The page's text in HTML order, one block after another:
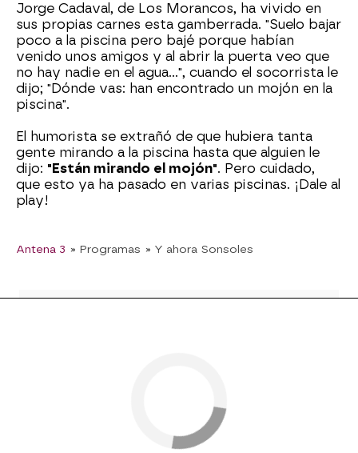
Jorge Cadaval, de Los Morancos, ha vivido en
sus propias carnes esta gamberrada. "Suelo bajar
poco a la piscina pero bajé porque habían
venido unos amigos y al abrir la puerta veo que
no hay nadie en el agua...", cuando el socorrista le
dijo; "Dónde vas: han encontrado un mojón en la
piscina".
El humorista se extrañó de que hubiera tanta
gente mirando a la piscina hasta que alguien le
dijo: "Están mirando el mojón". Pero cuidado,
que esto ya ha pasado en varias piscinas. ¡Dale al
play!
Antena 3 » Programas » Y ahora Sonsoles